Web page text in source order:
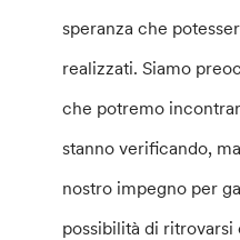
speranza che
realizzati. Siamo
che potremo
stanno verificando,
nostro impegno per
possibilità di ritrovarsi